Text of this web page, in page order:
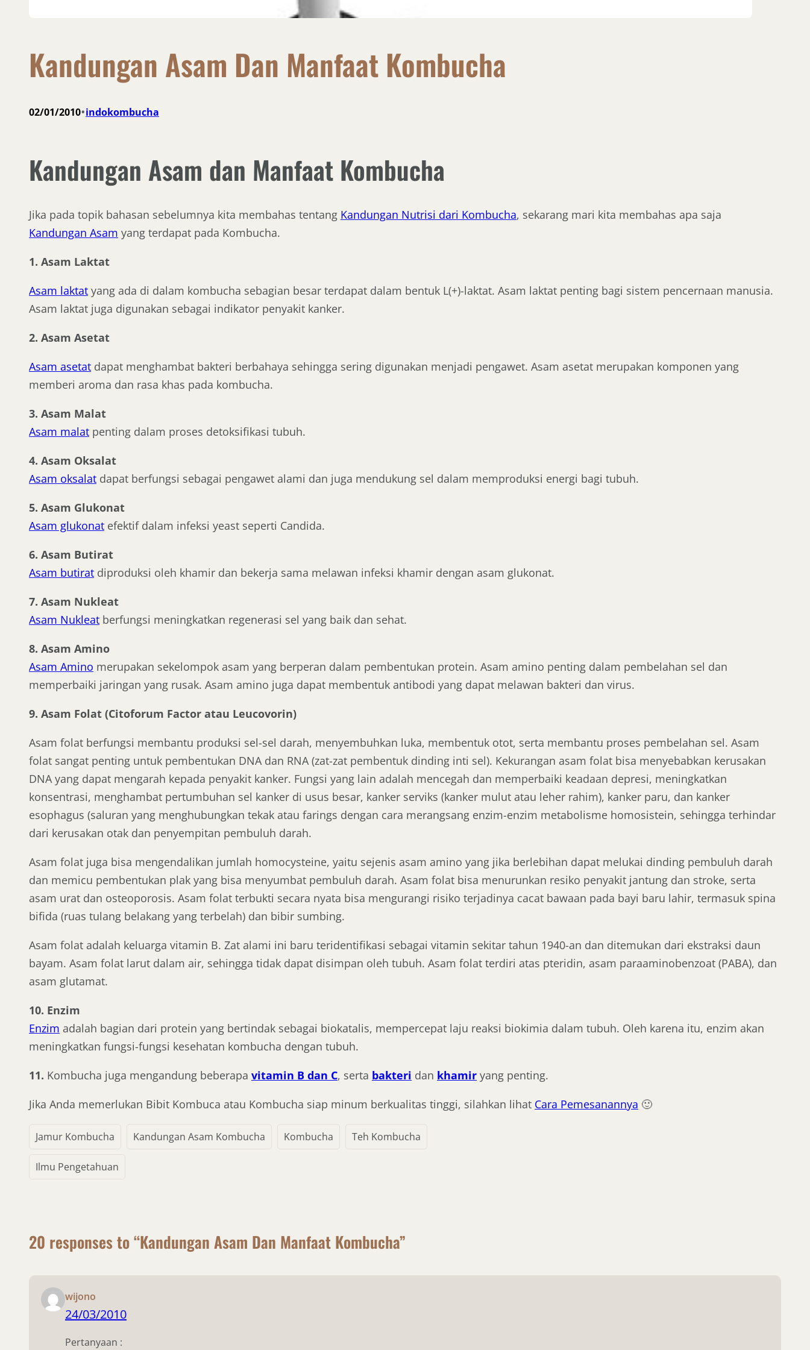
Kandungan Asam Dan Manfaat Kombucha
02/01/2010•indokombucha
Kandungan Asam dan Manfaat Kombucha
Jika pada topik bahasan sebelumnya kita membahas tentang Kandungan Nutrisi dari Kombucha, sekarang mari kita membahas apa saja
Kandungan Asam yang terdapat pada Kombucha.
1. Asam Laktat
Asam laktat yang ada di dalam kombucha sebagian besar terdapat dalam bentuk L(+)-laktat. Asam laktat penting bagi sistem pencernaan manusia.
Asam laktat juga digunakan sebagai indikator penyakit kanker.
2. Asam Asetat
Asam asetat dapat menghambat bakteri berbahaya sehingga sering digunakan menjadi pengawet. Asam asetat merupakan komponen yang
memberi aroma dan rasa khas pada kombucha.
3. Asam Malat
Asam malat penting dalam proses detoksifikasi tubuh.
4. Asam Oksalat
Asam oksalat dapat berfungsi sebagai pengawet alami dan juga mendukung sel dalam memproduksi energi bagi tubuh.
5. Asam Glukonat
Asam glukonat efektif dalam infeksi yeast seperti Candida.
6. Asam Butirat
Asam butirat diproduksi oleh khamir dan bekerja sama melawan infeksi khamir dengan asam glukonat.
7. Asam Nukleat
Asam Nukleat berfungsi meningkatkan regenerasi sel yang baik dan sehat.
8. Asam Amino
Asam Amino merupakan sekelompok asam yang berperan dalam pembentukan protein. Asam amino penting dalam pembelahan sel dan
memperbaiki jaringan yang rusak. Asam amino juga dapat membentuk antibodi yang dapat melawan bakteri dan virus.
9. Asam Folat (Citoforum Factor atau Leucovorin)
Asam folat berfungsi membantu produksi sel-sel darah, menyembuhkan luka, membentuk otot, serta membantu proses pembelahan sel. Asam
folat sangat penting untuk pembentukan DNA dan RNA (zat-zat pembentuk dinding inti sel). Kekurangan asam folat bisa menyebabkan kerusakan
DNA yang dapat mengarah kepada penyakit kanker. Fungsi yang lain adalah mencegah dan memperbaiki keadaan depresi, meningkatkan
konsentrasi, menghambat pertumbuhan sel kanker di usus besar, kanker serviks (kanker mulut atau leher rahim), kanker paru, dan kanker
esophagus (saluran yang menghubungkan tekak atau farings dengan cara merangsang enzim-enzim metabolisme homosistein, sehingga terhindar
dari kerusakan otak dan penyempitan pembuluh darah.
Asam folat juga bisa mengendalikan jumlah homocysteine, yaitu sejenis asam amino yang jika berlebihan dapat melukai dinding pembuluh darah
dan memicu pembentukan plak yang bisa menyumbat pembuluh darah. Asam folat bisa menurunkan resiko penyakit jantung dan stroke, serta
asam urat dan osteoporosis. Asam folat terbukti secara nyata bisa mengurangi risiko terjadinya cacat bawaan pada bayi baru lahir, termasuk spina
bifida (ruas tulang belakang yang terbelah) dan bibir sumbing.
Asam folat adalah keluarga vitamin B. Zat alami ini baru teridentifikasi sebagai vitamin sekitar tahun 1940-an dan ditemukan dari ekstraksi daun
bayam. Asam folat larut dalam air, sehingga tidak dapat disimpan oleh tubuh. Asam folat terdiri atas pteridin, asam paraaminobenzoat (PABA), dan
asam glutamat.
10. Enzim
Enzim adalah bagian dari protein yang bertindak sebagai biokatalis, mempercepat laju reaksi biokimia dalam tubuh. Oleh karena itu, enzim akan
meningkatkan fungsi-fungsi kesehatan kombucha dengan tubuh.
11. Kombucha juga mengandung beberapa vitamin B dan C, serta bakteri dan khamir yang penting.
Jika Anda memerlukan Bibit Kombuca atau Kombucha siap minum berkualitas tinggi, silahkan lihat Cara Pemesanannya 🙂
Jamur Kombucha Kandungan Asam Kombucha Kombucha Teh Kombucha
Ilmu Pengetahuan
20 responses to “Kandungan Asam Dan Manfaat Kombucha”
wijono
24/03/2010
Pertanyaan :